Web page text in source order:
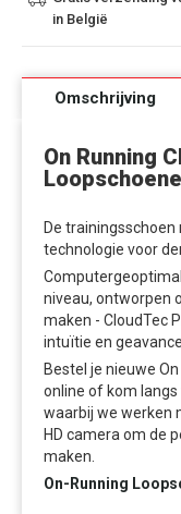
in België
Omschrijving
On Running
De
technologie voor
niveau, ontworpen
maken - CloudTec
intuïtie en
Bestel je nieuwe
online of kom
waarbij we werken
HD camera om de
maken.
On-Running